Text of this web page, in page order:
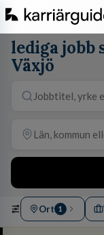
lediga jobb
Växjö
Ort 1